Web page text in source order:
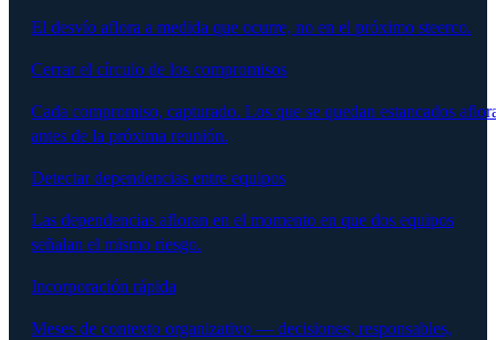
El desvío aflora a medida que ocurre, no en el próximo steerco.
Cerrar el círculo de los compromisos
Cada compromiso, capturado. Los que se quedan estancados
antes de la próxima reunión.
Detectar dependencias entre equipos
Las dependencias afloran en el momento en que dos equipos
señalan el mismo riesgo.
Incorporación rápida
Meses de contexto organizativo — decisiones, responsables,